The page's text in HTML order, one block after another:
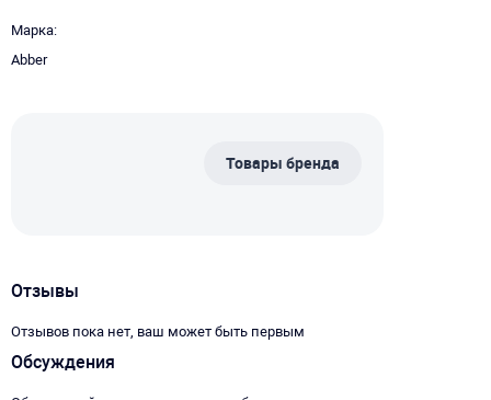
Марка
Abber
Товары бренда
Отзывы
Отзывов пока нет, ваш может быть первым
Обсуждения